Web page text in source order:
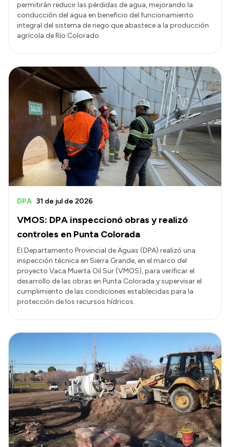
permitirán reducir las pérdidas de agua, mejorando la
conducción del agua en beneficio del funcionamiento
integral del sistema de riego que abastece a la producción
agrícola de Río Colorado.
VMOS: DPA inspeccionó obras y realizó
controles en Punta Colorada
DPA 31 de jul de 2026
El Departamento Provincial de Aguas (DPA) realizó una
inspección técnica en Sierra Grande, en el marco del
proyecto Vaca Muerta Oil Sur (VMOS), para verificar el
desarrollo de las obras en Punta Colorada y supervisar el
cumplimiento de las condiciones establecidas para la
protección de los recursos hídricos.